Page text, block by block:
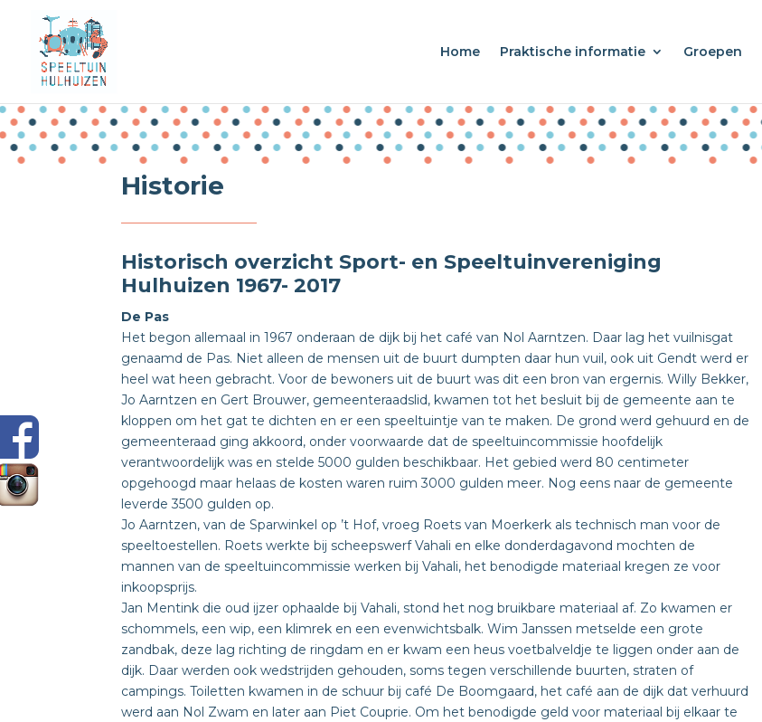
Home Praktische informatie Groepen
Historie
Historisch overzicht Sport- en Speeltuinvereniging
Hulhuizen 1967- 2017
De Pas
Het begon allemaal in 1967 onderaan de dijk bij het café van Nol Aarntzen. Daar lag het vuilnisgat
genaamd de Pas. Niet alleen de mensen uit de buurt dumpten daar hun vuil, ook uit Gendt werd er
heel wat heen gebracht. Voor de bewoners uit de buurt was dit een bron van ergernis. Willy Bekker,
Jo Aarntzen en Gert Brouwer, gemeenteraadslid, kwamen tot het besluit bij de gemeente aan te
kloppen om het gat te dichten en er een speeltuintje van te maken. De grond werd gehuurd en de
gemeenteraad ging akkoord, onder voorwaarde dat de speeltuincommissie hoofdelijk
verantwoordelijk was en stelde 5000 gulden beschikbaar. Het gebied werd 80 centimeter
opgehoogd maar helaas de kosten waren ruim 3000 gulden meer. Nog eens naar de gemeente
leverde 3500 gulden op.
Jo Aarntzen, van de Sparwinkel op ’t Hof, vroeg Roets van Moerkerk als technisch man voor de
speeltoestellen. Roets werkte bij scheepswerf Vahali en elke donderdagavond mochten de
mannen van de speeltuincommissie werken bij Vahali, het benodigde materiaal kregen ze voor
inkoopsprijs.
Jan Mentink die oud ijzer ophaalde bij Vahali, stond het nog bruikbare materiaal af. Zo kwamen er
schommels, een wip, een klimrek en een evenwichtsbalk. Wim Janssen metselde een grote
zandbak, deze lag richting de ringdam en er kwam een heus voetbalveldje te liggen onder aan de
dijk. Daar werden ook wedstrijden gehouden, soms tegen verschillende buurten, straten of
campings. Toiletten kwamen in de schuur bij café De Boomgaard, het café aan de dijk dat verhuurd
werd aan Nol Zwam en later aan Piet Couprie. Om het benodigde geld voor materiaal bij elkaar te